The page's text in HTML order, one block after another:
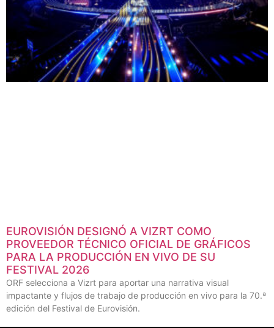
EUROVISIÓN DESIGNÓ A VIZRT COMO
PROVEEDOR TÉCNICO OFICIAL DE GRÁFICOS
PARA LA PRODUCCIÓN EN VIVO DE SU
FESTIVAL 2026
ORF selecciona a Vizrt para aportar una narrativa visual
impactante y flujos de trabajo de producción en vivo para la 70.ª
edición del Festival de Eurovisión.